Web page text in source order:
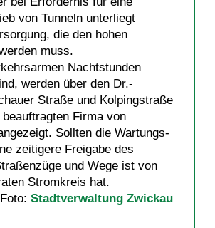
von Tunneln unterliegt
die den hohen
muss.
Nachtstunden
werden über den Dr.-
Straße und Kolpingstraße
Firma von
Sollten die Wartungs-
zeitigere Freigabe des
und Wege ist von
Stromkreis hat.
Stadtverwaltung Zwickau